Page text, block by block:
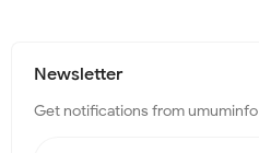
Newsletter
Get notifications from umuminfo